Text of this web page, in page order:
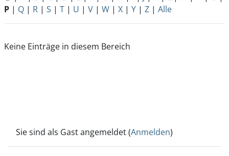
P | Q | R | S | T | U | V | W | X | Y | Z | Alle
Keine Einträge in diesem Bereich
Sie sind als Gast angemeldet (Anmelden)